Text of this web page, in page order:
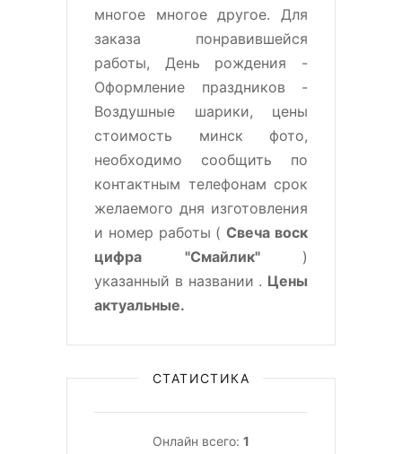
многое многое другое. Для
заказа понравившейся
работы, День рождения -
Оформление праздников -
Воздушные шарики, цены
стоимость минск фото,
необходимо сообщить по
контактным телефонам срок
желаемого дня изготовления
и номер работы ( Свеча воск
цифра "Смайлик" )
указанный в названии . Цены
актуальные.
СТАТИСТИКА
Онлайн всего: 1